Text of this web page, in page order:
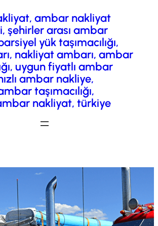
ambar nakliyat
şehirler arası ambar
yük taşımacılığı,
nakliyat ambarı, ambar
uygun fiyatlı ambar
ambar nakliye,
taşımacılığı,
nakliyat, türkiye